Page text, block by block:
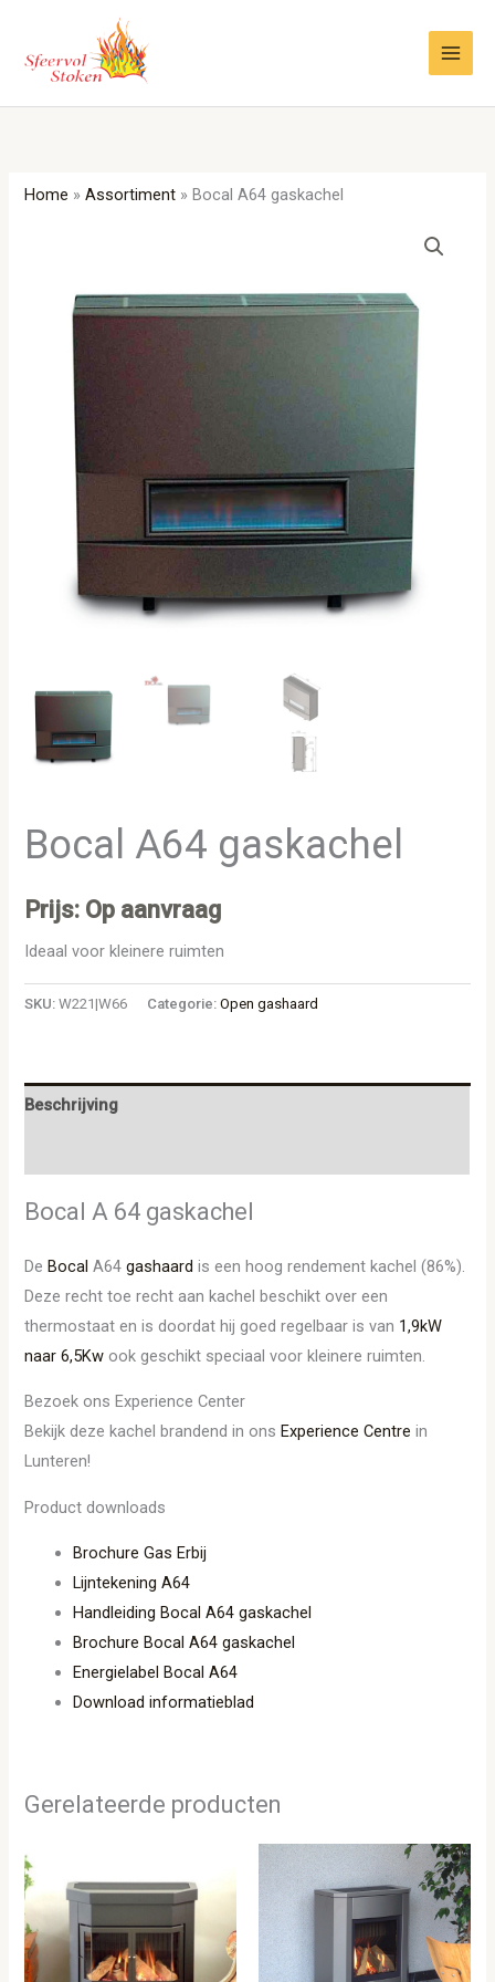
inhoud
Home »Assortiment » Bocal A64 gaskachel
Bocal A64 gaskachel
Prijs: Op aanvraag
Ideaal voor kleinere ruimten
SKU:W221|W66 Categorie:Open gashaard
Beschrijving
Bocal A 64 gaskachel
DeBocal A64gashaard is een hoog rendement kachel (86%).
Deze recht toe recht aan kachel beschikt over een
thermostaat en is doordat hij goed regelbaar is van 1,9kW
naar 6,5Kw ook geschikt speciaal voor kleinere ruimten.
Bezoek ons Experience Center
Bekijk deze kachel brandend in ons Experience Centre in
Lunteren!
Product downloads
Brochure Gas Erbij
Lijntekening A64
Handleiding Bocal A64 gaskachel
Brochure Bocal A64 gaskachel
Energielabel Bocal A64
Download informatieblad
Gerelateerde producten